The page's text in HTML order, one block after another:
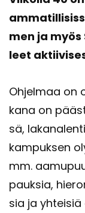
men ja
leet
Oh­jel­maa on
ka­na on
sä,
kam­puk­sen
mm.
pauk­sia,
sia ja